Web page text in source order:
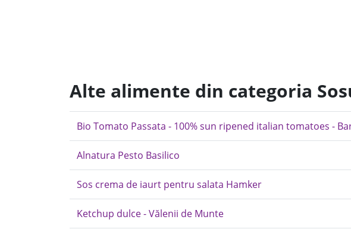
Alte alimente din categoria
Bio Tomato Passata - 100% sun ripened italian tomatoes -
Alnatura Pesto Basilico
Sos crema de iaurt pentru salata Hamker
Ketchup dulce - Vălenii de Munte